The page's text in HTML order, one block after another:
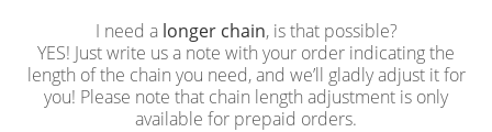
I need a longer chain, is that possible?
YES! Just write us a note with your order indicating the
length of the chain you need, and we’ll gladly adjust it for
you! Please note that chain length adjustment is only
available for prepaid orders.